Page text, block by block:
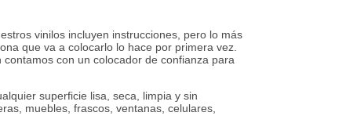
vinilos incluyen instrucciones, pero lo más
que va a colocarlo lo hace por primera vez.
con un colocador de confianza para
superficie lisa, seca, limpia y sin
muebles, frascos, ventanas, celulares,